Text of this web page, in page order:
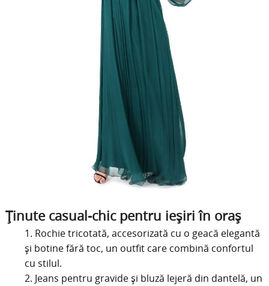
Ținute casual-chic pentru ieșiri în oraș
Rochie tricotată, accesorizată cu o geacă elegantă
și botine fără toc, un outfit care combină confortul
cu stilul.
Jeans pentru gravide și bluză lejeră din dantelă, un